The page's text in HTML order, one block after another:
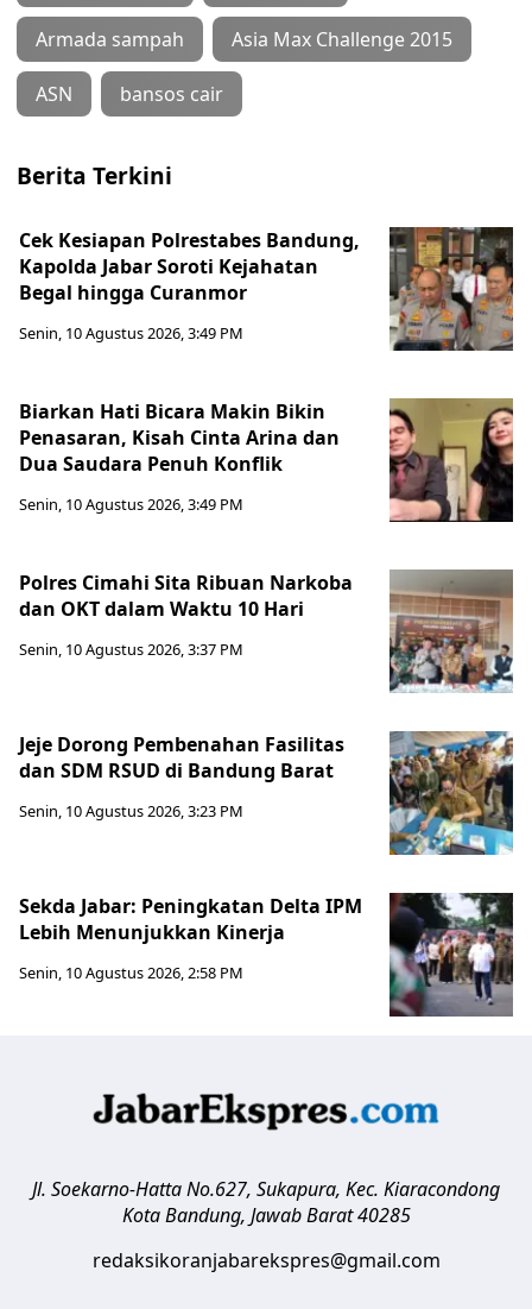
Armada sampah Asia Max Challenge 2015
ASN bansos cair
Berita Terkini
Cek Kesiapan Polrestabes Bandung,
Kapolda Jabar Soroti Kejahatan
Begal hingga Curanmor
Senin, 10 Agustus 2026, 3:49 PM
Biarkan Hati Bicara Makin Bikin
Penasaran, Kisah Cinta Arina dan
Dua Saudara Penuh Konflik
Senin, 10 Agustus 2026, 3:49 PM
Polres Cimahi Sita Ribuan Narkoba
dan OKT dalam Waktu 10 Hari
Senin, 10 Agustus 2026, 3:37 PM
Jeje Dorong Pembenahan Fasilitas
dan SDM RSUD di Bandung Barat
Senin, 10 Agustus 2026, 3:23 PM
Sekda Jabar: Peningkatan Delta IPM
Lebih Menunjukkan Kinerja
Senin, 10 Agustus 2026, 2:58 PM
Jl. Soekarno-Hatta No.627, Sukapura, Kec. Kiaracondong
Kota Bandung, Jawab Barat 40285
redaksikoranjabarekspres@gmail.com